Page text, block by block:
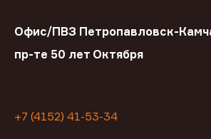
Офис/ПВЗ Петропавловск-
пр-те 50 лет Октября
+7 (4152) 41-53-34